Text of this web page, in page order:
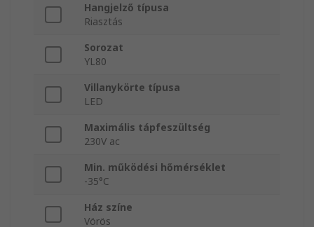
Hangjelző típusa
Riasztás
Sorozat
YL80
Villanykörte típusa
LED
Maximális tápfeszültség
230V ac
Min. működési hőmérséklet
-35°C
Ház színe
Vörös